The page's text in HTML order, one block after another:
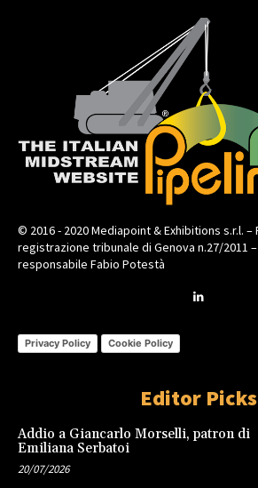
© 2016 - 2020 Mediapoint & Exhibitions s.r.l. –
registrazione tribunale di Genova n.27/2011
responsabile Fabio Potestà
Privacy Policy Cookie Policy
Editor Picks
Addio a Giancarlo Morselli, patron di
Emiliana Serbatoi
20/07/2026